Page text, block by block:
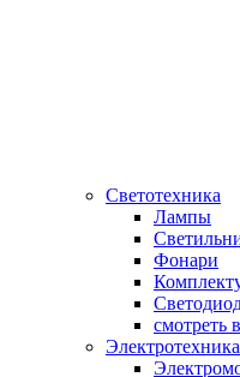
Светотехника
Лампы
Фонари
смотреть
Электротехника